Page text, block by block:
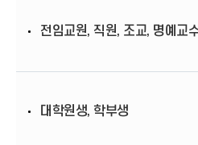
전임교원, 직원, 조교, 명예교
대학원생, 학부생